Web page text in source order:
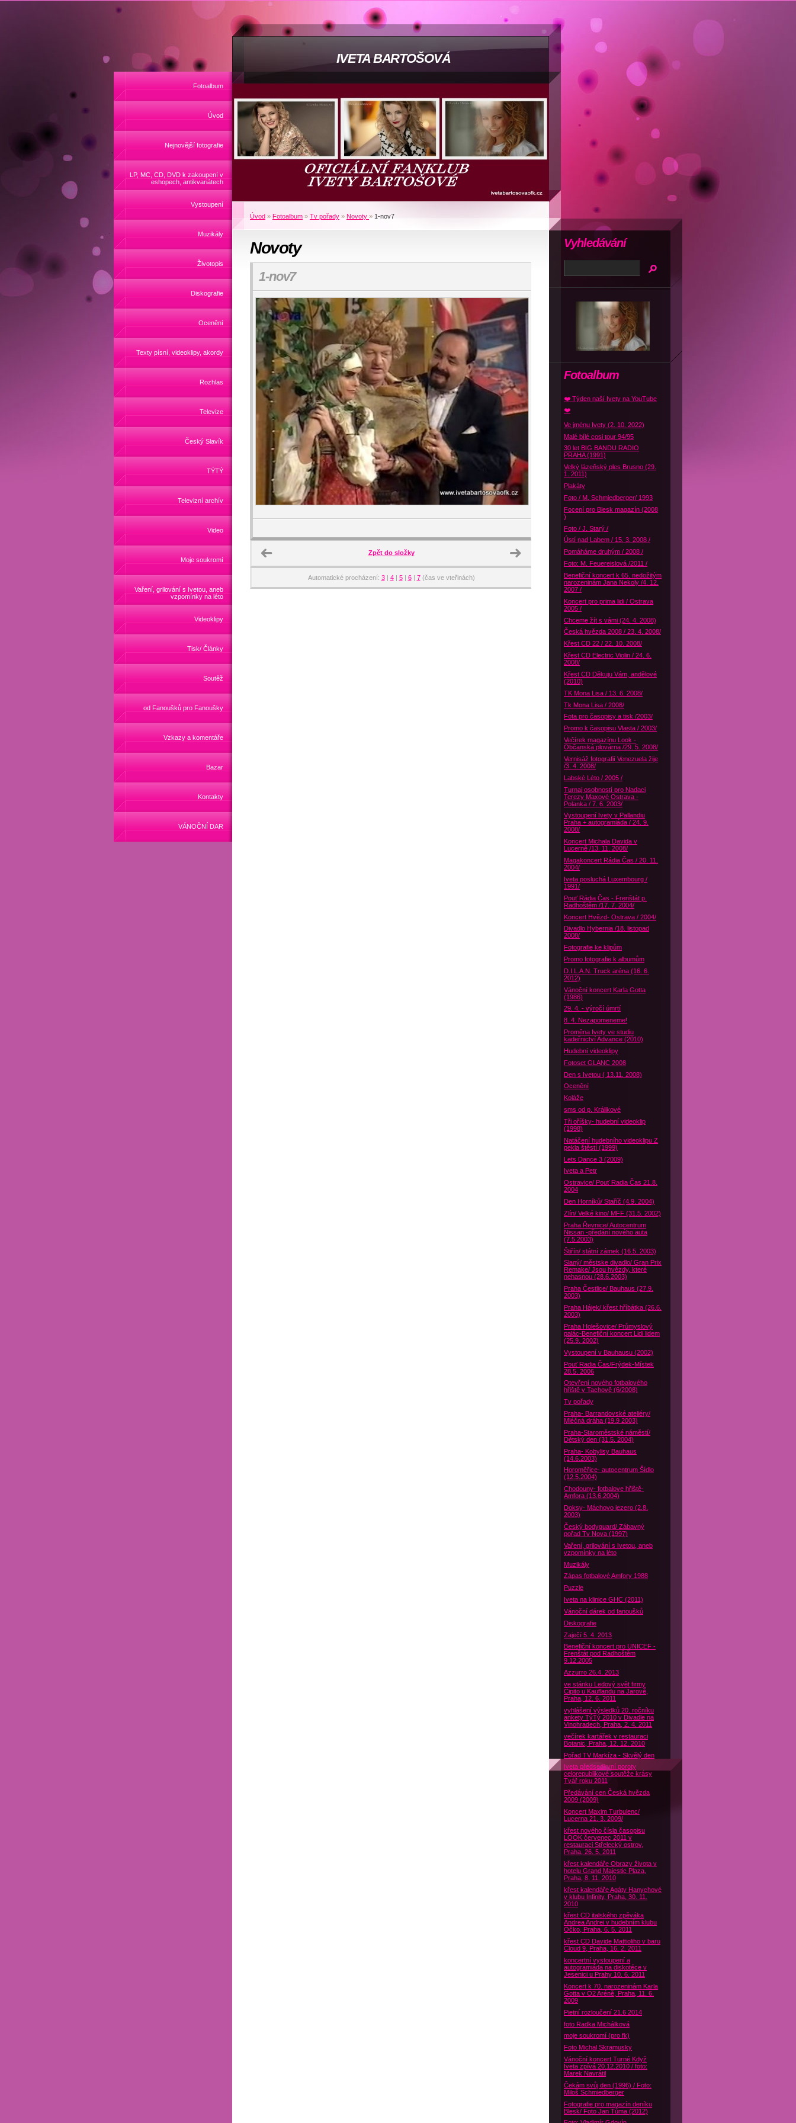
IVETA BARTOŠOVÁ
Fotoalbum
Úvod
Nejnovější fotografie
LP, MC, CD, DVD k zakoupení v
eshopech, antikvariátech
Vystoupení
Muzikály
Životopis
Diskografie
Ocenění
Texty písní, videoklipy, akordy
Rozhlas
Televize
Český Slavík
TÝTÝ
Televizní archív
Video
Moje soukromí
Vaření, grilování s Ivetou, aneb
vzpomínky na léto
Videoklipy
Tisk/ Články
Soutěž
od Fanoušků pro Fanoušky
Vzkazy a komentáře
Bazar
Kontakty
VÁNOČNÍ DAR
Úvod » Fotoalbum » Tv pořady » Novoty » 1-nov7
Novoty
1-nov7
Zpět do složky
Automatické procházení: 3| 4| 5| 6| 7(čas ve vteřinách)
Fotoalbum
❤️ Týden naší Ivety na YouTube
❤️
Ve jménu Ivety (2. 10. 2022)
Malé bílé cosi tour 94/95
30 let BIG BANDU RADIO
PRAHA (1991)
Velký lázeňský ples Brusno (29.
1. 2011)
Plakáty
Foto / M. Schmiedberger/ 1993
Focení pro Blesk magazín (2008
)
Foto / J. Starý /
Ústí nad Labem / 15. 3. 2008 /
Pomáháme druhým / 2008 /
Foto: M. Feuereislová /2011 /
Benefiční koncert k 65. nedožitým
narozeninám Jana Nekoly /4. 12.
2007 /
Koncert pro prima lidi / Ostrava
2005 /
Chceme žít s vámi (24. 4. 2008)
Česká hvězda 2008 / 23. 4. 2008/
Křest CD 22 / 22. 10. 2008/
Křest CD Electric Violin / 24. 6.
2008/
Křest CD Děkuju Vám, andělové
(2010)
TK Mona Lisa / 13. 6. 2008/
Tk Mona Lisa / 2008/
Fota pro časopisy a tisk /2003/
Promo k časopisu Vlasta / 2003/
Večírek magazínu Look -
Občanská plovárna /29. 5. 2008/
Vernisáž fotografií Venezuela žije
/3. 4. 2008/
Labské Léto / 2005 /
Turnaj osobností pro Nadaci
Terezy Maxové Ostrava -
Polanka / 7. 6. 2003/
Vystoupení Ivety v Pallandiu
Praha + autogramiáda / 24. 9.
2008/
Koncert Michala Davida v
Lucerně /13. 11. 2008/
Magakoncert Rádia Čas / 20. 11.
2004/
Iveta posluchá Luxembourg /
1991/
Pouť Rádia Čas - Frenštát p.
Radhoštěm /17. 7. 2004/
Koncert Hvězd- Ostrava / 2004/
Divadlo Hybernia /18. listopad
2008/
Fotografie ke klipům
Promo fotografie k albumům
D.I.L.A.N. Truck aréna (16. 6.
2012)
Vánoční koncert Karla Gotta
(1986)
29. 4. - výročí úmrtí
8. 4. Nezapomeneme!
Proměna Ivety ve studiu
kadeřnictví Advance (2010)
Hudební videoklipy
Fotoset GLANC 2008
Den s Ivetou ( 13.11. 2008)
Ocenění
Koláže
sms od p. Králikové
Tři oříšky- hudební videoklip
(1998)
Natáčení hudebního videoklipu Z
pekla štěstí (1999)
Lets Dance 3 (2009)
Iveta a Petr
Ostravice/ Pouť Radia Čas 21.8.
2004
Den Horníků/ Staříč (4.9. 2004)
Zlín/ Velké kino/ MFF (31.5. 2002)
Praha Řevnice/ Autocentrum
Nissan -předání nového auta
(7.5.2003)
Štiřín/ státní zámek (16.5. 2003)
Slaný/ městske divadlo/ Gran Prix
Remake/ Jsou hvězdy, které
nehasnou (28.6.2003)
Praha Čestlice/ Bauhaus (27.9.
2003)
Praha Hájek/ křest hříbátka (26.6.
2003)
Praha Holešovice/ Průmyslový
palác-Benefiční koncert Lidi lidem
(25.9. 2002)
Vystoupení v Bauhausu (2002)
Pouť Radia Čas/Frýdek-Místek
28.5. 2006
Otevření nového fotbalového
hřiště v Tachově (6/2008)
Tv pořady
Praha- Barrandovské ateliéry/
Mléčná dráha (19.9 2003)
Praha-Staroměstské náměstí/
Dětský den (31.5. 2004)
Praha- Kobylisy Bauhaus
(14.6.2003)
Horoměřice- autocentrum Šídlo
(12.5.2004)
Chodouny- fotbalove hřiště-
Amfora (13.6.2004)
Doksy- Máchovo jezero (2.8.
2003)
Český bodyguard/ Zábavný
pořad Tv Nova (1997)
Vaření, grilování s Ivetou, aneb
vzpomínky na léto
Muzikály
Zápas fotbalové Amfory 1988
Puzzle
Iveta na klinice GHC (2011)
Vánoční dárek od fanoušků
Diskografie
Zaječí 5. 4. 2013
Benefiční koncert pro UNICEF -
Frenštát pod Radhoštěm
9.12.2005
Azzurro 26.4. 2013
ve stánku Ledový svět firmy
Čipito u Kauflandu na Jarově,
Praha, 12. 6. 2011
vyhlášení výsledků 20. ročníku
ankety TýTý 2010 v Divadle na
Vinohradech, Praha, 2. 4. 2011
večírek kartářek v restauraci
Botanic, Praha, 12. 12. 2010
Pořad TV Markíza - Skvělý den
Iveta předsedkyní poroty
celorepublikové soutěže krásy
Tvář roku 2011
Předávání cen Česká hvězda
2009 (2009)
Koncert Maxim Turbulenc/
Lucerna 21. 3. 2009/
křest nového čísla časopisu
LOOK červenec 2011 v
restauraci Střelecký ostrov,
Praha, 26. 5. 2011
křest kalendáře Obrazy života v
hotelu Grand Majestic Plaza,
Praha, 8. 11. 2010
křest kalendáře Agáty Hanychové
v klubu Infinity, Praha, 30. 11.
2010
křest CD italského zpěváka
Andrea Andrei v hudebním klubu
Óčko, Praha, 6. 5. 2011
křest CD Davide Mattioliho v baru
Cloud 9, Praha, 16. 2. 2011
koncertní vystoupení a
autogramiáda na diskotéce v
Jesenici u Prahy 10. 6. 2011
Koncert k 70. narozeninám Karla
Gotta v O2 Aréně, Praha, 11. 6.
2009
Pietní rozloučení 21.6 2014
foto Radka Michálková
moje soukromí (pro fk)
Foto Michal Skramusky
Vánoční koncert Turné Když
Iveta zpívá 20.12.2010 / foto:
Marek Navrátil
Čekám svůj den (1996) / Foto:
Miloš Schmiedberger
Fotografie pro magazín deníku
Blesk/ Foto Jan Tůma (2012)
Vyhledávání